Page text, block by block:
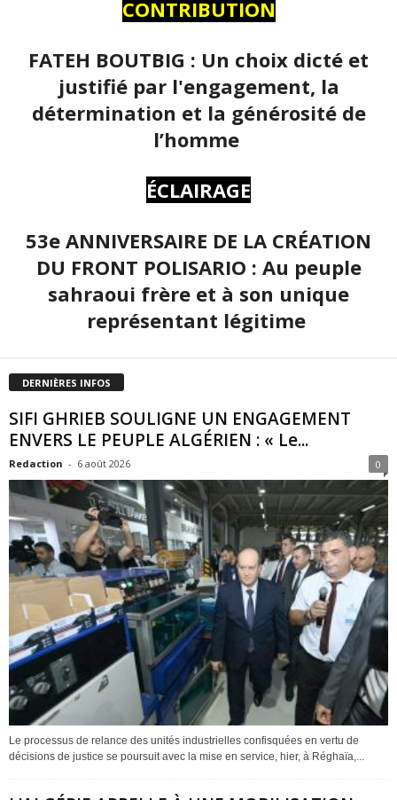
CONTRIBUTION
FATEH BOUTBIG : Un choix dicté et
justifié par l'engagement, la
détermination et la générosité de
l’homme
ÉCLAIRAGE
53e ANNIVERSAIRE DE LA CRÉATION
DU FRONT POLISARIO : Au peuple
sahraoui frère et à son unique
représentant légitime
DERNIÈRES INFOS
SIFI GHRIEB SOULIGNE UN ENGAGEMENT
ENVERS LE PEUPLE ALGÉRIEN : « Le...
Redaction - 6 août 2026 0
Le processus de relance des unités industrielles confisquées en vertu de
décisions de justice se poursuit avec la mise en service, hier, à Réghaïa,...